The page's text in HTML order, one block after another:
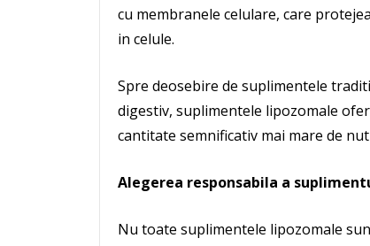
cu membranele celulare, care
in celule.
Spre deosebire de suplimentele
digestiv, suplimentele lipozomale
cantitate semnificativ mai mare de
Alegerea responsabila a
Nu toate suplimentele lipozomale